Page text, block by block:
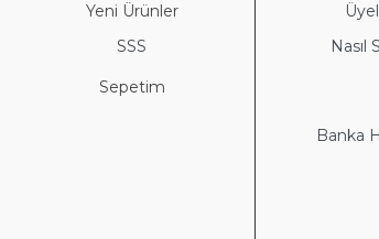
Yeni Ürünler
SSS Nasıl
Sepetim
Banka